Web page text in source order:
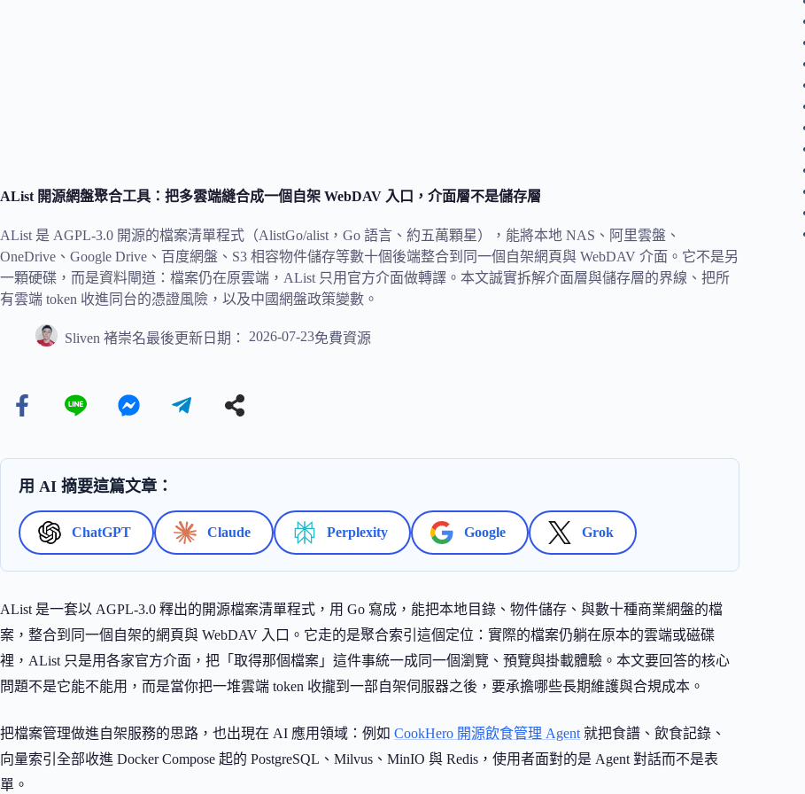
AList 開源網盤聚合工具：把多雲端縫合成一個自架 WebDAV 入口，介面層不是儲存層
AList 是 AGPL-3.0 開源的檔案清單程式（AlistGo/alist，Go 語言、約五萬顆星），能將本地 NAS、阿里雲盤、
OneDrive、Google Drive、百度網盤、S3 相容物件儲存等數十個後端整合到同一個自架網頁與 WebDAV 介面。它不是另
一顆硬碟，而是資料閘道：檔案仍在原雲端，AList 只用官方介面做轉譯。本文誠實拆解介面層與儲存層的界線、把所
有雲端 token 收進同台的憑證風險，以及中國網盤政策變數。
Sliven 褚崇名最後更新日期： 2026-07-23免費資源
用 AI 摘要這篇文章：
ChatGPT Claude Perplexity Google Grok
AList 是一套以 AGPL-3.0 釋出的開源檔案清單程式，用 Go 寫成，能把本地目錄、物件儲存、與數十種商業網盤的檔
案，整合到同一個自架的網頁與 WebDAV 入口。它走的是聚合索引這個定位：實際的檔案仍躺在原本的雲端或磁碟
裡，AList 只是用各家官方介面，把「取得那個檔案」這件事統一成同一個瀏覽、預覽與掛載體驗。本文要回答的核心
問題不是它能不能用，而是當你把一堆雲端 token 收攏到一部自架伺服器之後，要承擔哪些長期維護與合規成本。
把檔案管理做進自架服務的思路，也出現在 AI 應用領域：例如 CookHero 開源飲食管理 Agent 就把食譜、飲食記錄、
向量索引全部收進 Docker Compose 起的 PostgreSQL、Milvus、MinIO 與 Redis，使用者面對的是 Agent 對話而不是表
單。